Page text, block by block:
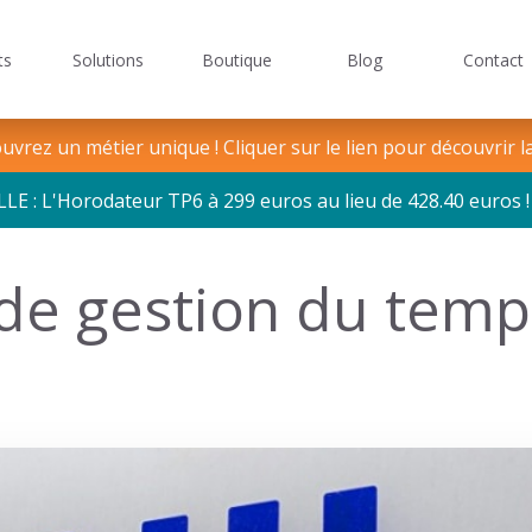
Missions et valeurs
PME/PMI Gestion du temps
gestion
du
temps
de
Solutions
les mairies Solutions
Boutique Blog Contact
un métier unique ! Cliquer sur le lien pour découvrir
: L'Horodateur TP6 à 299 euros au lieu de 428.40 euros !
gestion du